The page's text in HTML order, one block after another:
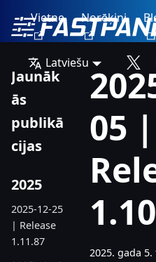
Vietne Norēķini
Latviešu
Jaunāk
ās
publikā
cijas
2025
2025-12-25
| Release
1.11.87
05 |
2025. gada